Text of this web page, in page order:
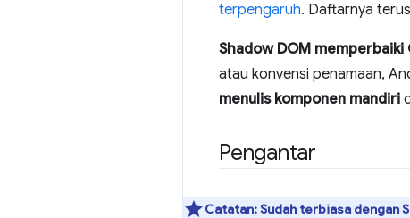
terpengaruh. Daftarnya
Shadow DOM memperbaiki
atau konvensi penamaan,
menulis komponen mandiri
Pengantar
Catatan:Sudah terbiasa dengan